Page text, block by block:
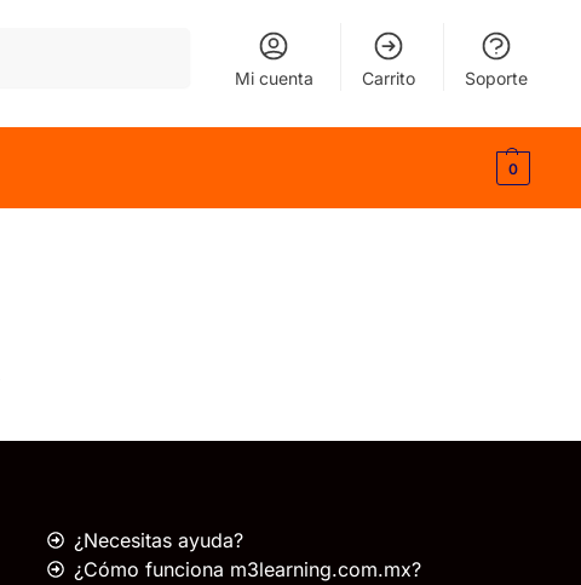
Mi cuenta Carrito Soporte
0
¿Necesitas ayuda?
¿Cómo funciona m3learning.com.mx?